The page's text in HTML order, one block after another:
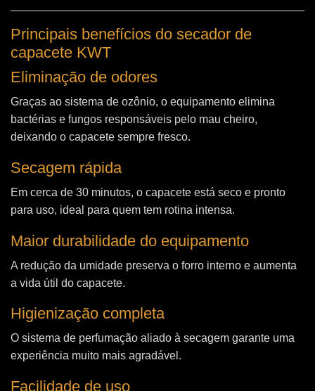
Principais benefícios do secador de
capacete KWT
Eliminação de odores
Graças ao sistema de ozônio, o equipamento elimina
bactérias e fungos responsáveis pelo mau cheiro,
deixando o capacete sempre fresco.
Secagem rápida
Em cerca de 30 minutos, o capacete está seco e pronto
para uso, ideal para quem tem rotina intensa.
Maior durabilidade do equipamento
A redução da umidade preserva o forro interno e aumenta
a vida útil do capacete.
Higienização completa
O sistema de perfumação aliado à secagem garante uma
experiência muito mais agradável.
Facilidade de uso